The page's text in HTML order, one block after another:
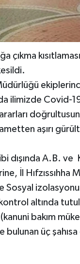
çıkma
ilimizde Covid-
aşırı
dışında A.B. ve
İl Hıfzıssıhha
Sosyal
kontrol altında
bakım
bulunan üç